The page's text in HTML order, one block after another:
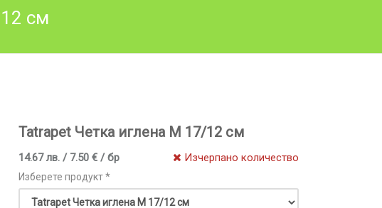
см
Tatrapet Четка иглена М 17/12 см
14.67 лв. / 7.50 € / бр Изчерпано количество
Изберете продукт *